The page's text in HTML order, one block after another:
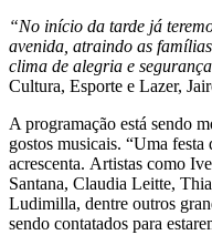
“No início da tarde já
avenida, atraindo as
clima de alegria e
Cultura, Esporte e Lazer,
A programação está sendo
gostos musicais. “Uma
acrescenta. Artistas como
Santana, Claudia Leitte,
Ludimilla, dentre outros
sendo contatados para